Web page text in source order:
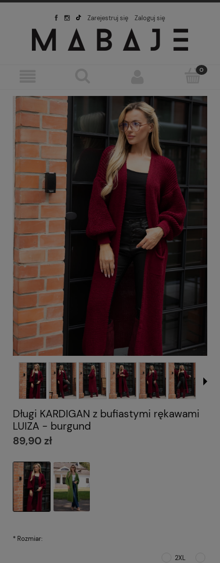
Zarejestruj się Zaloguj się
Długi KARDIGAN z bufiastymi rękawami
LUIZA - burgund
89,90 zł
* Rozmiar:
2XL